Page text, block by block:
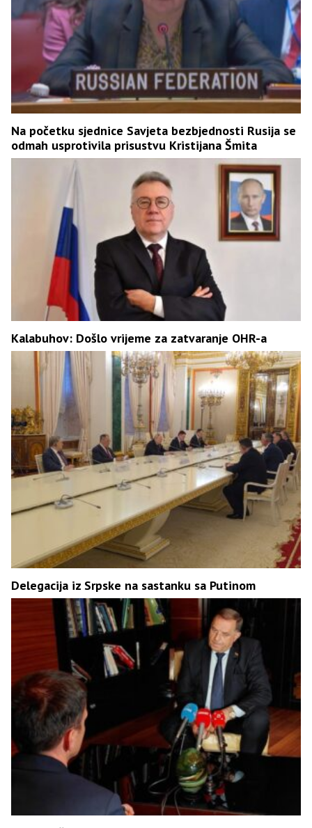
Na početku sjednice Savjeta bezbjednosti Rusija se
odmah usprotivila prisustvu Kristijana Šmita
Kalabuhov: Došlo vrijeme za zatvaranje OHR-a
Delegacija iz Srpske na sastanku sa Putinom